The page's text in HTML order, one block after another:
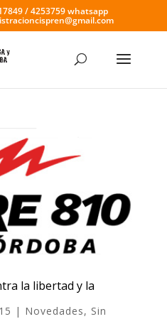
/ 4253759 whatsapp
la libertad y la
| Novedades, Sin